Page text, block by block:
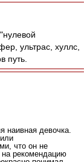
ультрас, хуллс,
путь.
наивная девочка.
что он не
на рекомендацию